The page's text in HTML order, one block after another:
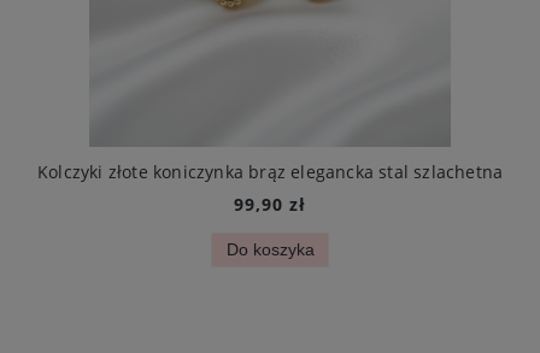
Kolczyki złote koniczynka brąz elegancka stal szlachetna
99,90 zł
Do koszyka